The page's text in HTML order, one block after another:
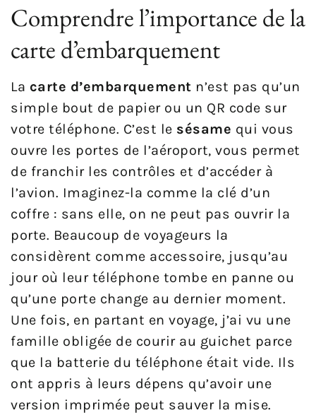
Comprendre l’importance de la
carte d’embarquement
La carte d’embarquement n’est pas qu’un
simple bout de papier ou un QR code sur
votre téléphone. C’est le sésame qui vous
ouvre les portes de l’aéroport, vous permet
de franchir les contrôles et d’accéder à
l’avion. Imaginez-la comme la clé d’un
coffre : sans elle, on ne peut pas ouvrir la
porte. Beaucoup de voyageurs la
considèrent comme accessoire, jusqu’au
jour où leur téléphone tombe en panne ou
qu’une porte change au dernier moment.
Une fois, en partant en voyage, j’ai vu une
famille obligée de courir au guichet parce
que la batterie du téléphone était vide. Ils
ont appris à leurs dépens qu’avoir une
version imprimée peut sauver la mise.